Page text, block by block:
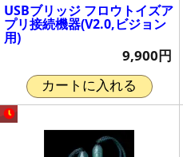
USBブリッジ フロウトイズア
プリ接続機器(V2.0,ビジョン
用)
9,900円
カートに入れる